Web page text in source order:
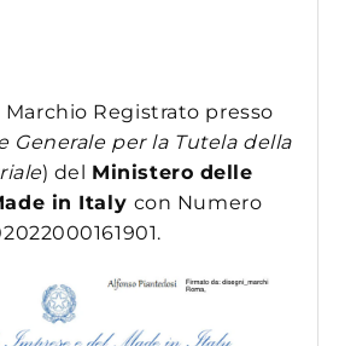
Marchio Registrato presso
Generale per la Tutela della
) del Ministero delle
in Italy con Numero